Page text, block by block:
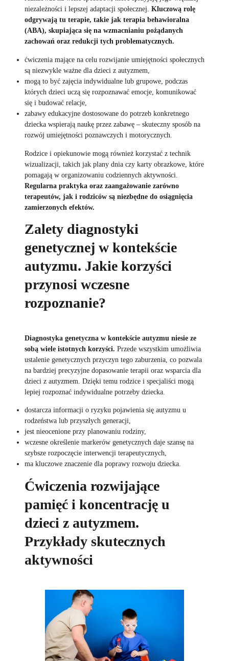
niezależności i lepszej adaptacji społecznej. Kluczową rolę
odgrywają tu terapie, takie jak terapia behawioralna
(ABA), skupiająca się na wzmacnianiu pożądanych
zachowań oraz redukcji tych problematycznych.
ćwiczenia mające na celu rozwijanie umiejętności społecznych
są niezwykle ważne dla dzieci z autyzmem,
mogą to być zajęcia indywidualne lub grupowe, podczas
których dzieci uczą się rozpoznawać emocje, komunikować
się i budować relacje,
zabawy edukacyjne dostosowane do potrzeb konkretnego
dziecka wspierają naukę przez zabawę – skuteczny sposób na
rozwój umiejętności poznawczych i motorycznych.
Rodzice i opiekunowie mogą również korzystać z technik
wizualizacji, takich jak plany dnia czy karty obrazkowe, które
pomagają w organizowaniu codziennych aktywności.
Regularna praktyka oraz zaangażowanie zarówno
terapeutów, jak i rodziców są niezbędne do osiągnięcia
zamierzonych efektów.
Zalety diagnostyki
genetycznej w kontekście
autyzmu. Jakie korzyści
przynosi wczesne
rozpoznanie?
Diagnostyka genetyczna w kontekście autyzmu niesie ze
sobą wiele istotnych korzyści. Przede wszystkim umożliwia
ustalenie genetycznych przyczyn tego zaburzenia, co pozwala
na bardziej precyzyjne dopasowanie terapii oraz wsparcia dla
dzieci z autyzmem. Dzięki temu rodzice i specjaliści mogą
lepiej rozpoznać indywidualne potrzeby dziecka.
dostarcza informacji o ryzyku pojawienia się autyzmu u
rodzeństwa lub przyszłych generacji,
jest nieocenione przy planowaniu rodziny,
wczesne określenie markerów genetycznych daje szansę na
szybsze rozpoczęcie interwencji terapeutycznych,
ma kluczowe znaczenie dla poprawy rozwoju dziecka.
Ćwiczenia rozwijające
pamięć i koncentrację u
dzieci z autyzmem.
Przykłady skutecznych
aktywności